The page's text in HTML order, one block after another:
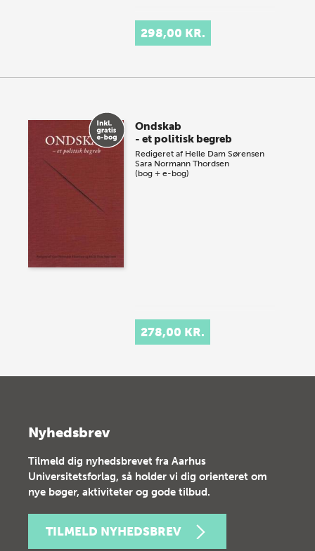
298,00 KR.
Ondskab
- et politisk begreb
Redigeret af Helle Dam Sørensen
Sara Normann Thordsen
(bog + e-bog)
278,00 KR.
Nyhedsbrev
Tilmeld dig nyhedsbrevet fra Aarhus
Universitetsforlag, så holder vi dig orienteret om
nye bøger, aktiviteter og gode tilbud.
TILMELD NYHEDSBREV